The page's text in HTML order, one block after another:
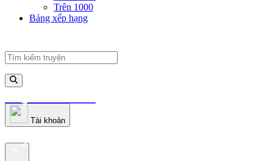
Trên 1000
Bảng xếp hạng
truyenfullz.com
Tài khoản
truyenfullz.com